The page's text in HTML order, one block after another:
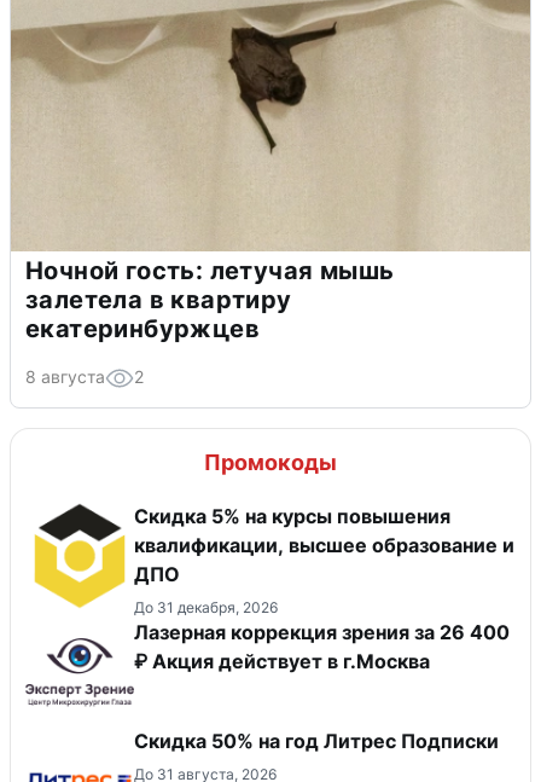
Ночной гость: летучая мышь
залетела в квартиру
екатеринбуржцев
8 августа 2
Промокоды
Скидка 5% на курсы повышения
квалификации, высшее образование и
ДПО
До 31 декабря, 2026
Лазерная коррекция зрения за 26 400
₽ Акция действует в г.Москва
Скидка 50% на год Литрес Подписки
До 31 августа, 2026